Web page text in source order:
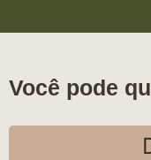
Você pode